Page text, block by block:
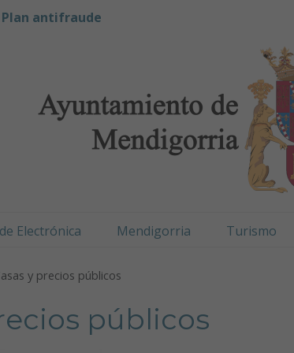
de Mendigorria
Plan antifraude
Electrónica Mendigorria Turismo
y precios públicos
públicos